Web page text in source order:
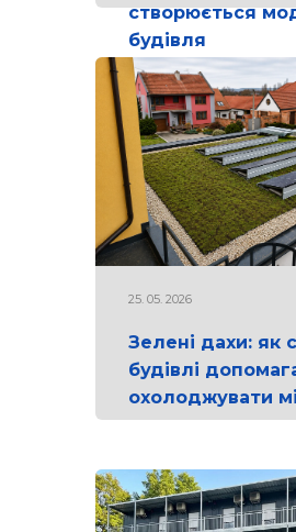
створюється
будівля
25. 05. 2026
Зелені дахи: як
будівлі
охолоджувати